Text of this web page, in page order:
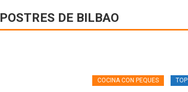
POSTRES DE BILBAO
COCINA CON PEQUES TOP